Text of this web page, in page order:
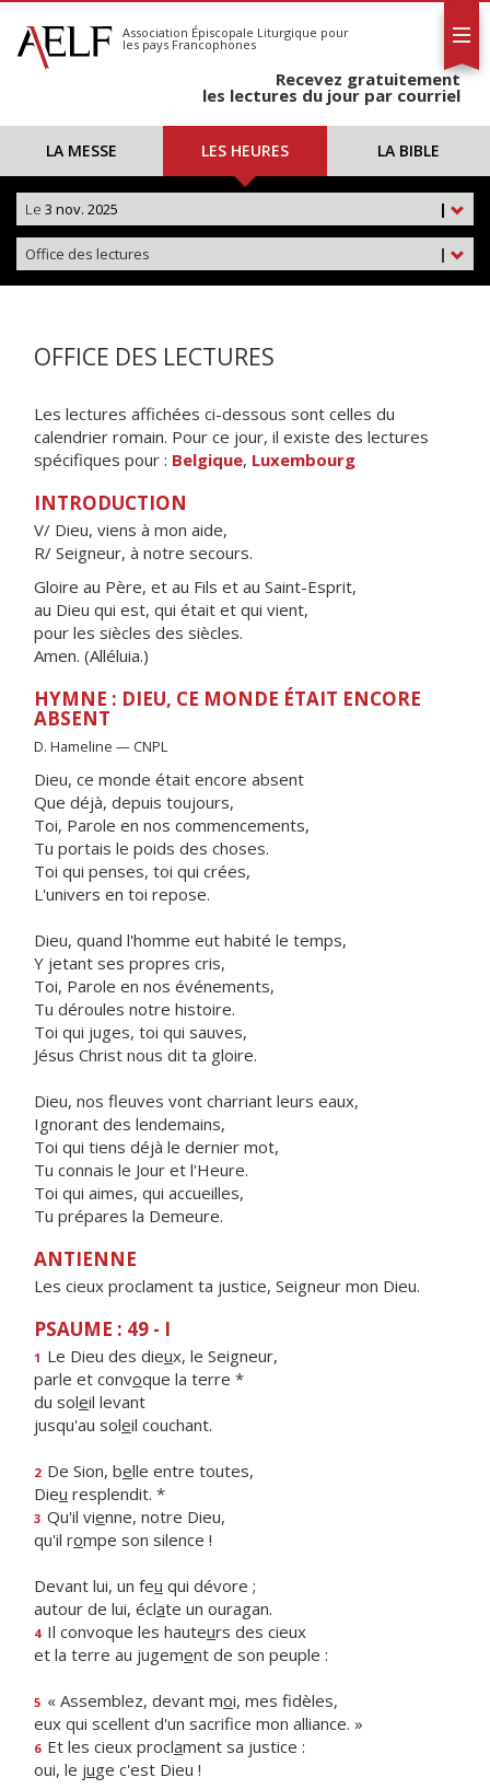
S'abonner
Calendrier
Association Épiscopale Liturgique pour
les pays Francophones
Recevez gratuitement
les lectures du jour par courriel
LA MESSE LES HEURES LA BIBLE
|
Le 3 nov. 2025
|
Office des lectures
OFFICE DES LECTURES
Les lectures affichées ci-dessous sont celles du
calendrier romain. Pour ce jour, il existe des lectures
spécifiques pour : Belgique, Luxembourg
INTRODUCTION
V/ Dieu, viens à mon aide,
R/ Seigneur, à notre secours.
Gloire au Père, et au Fils et au Saint-Esprit,
au Dieu qui est, qui était et qui vient,
pour les siècles des siècles.
Amen. (Alléluia.)
HYMNE : DIEU, CE MONDE ÉTAIT ENCORE
ABSENT
D. Hameline — CNPL
Dieu, ce monde était encore absent
Que déjà, depuis toujours,
Toi, Parole en nos commencements,
Tu portais le poids des choses.
Toi qui penses, toi qui crées,
L'univers en toi repose.
Dieu, quand l'homme eut habité le temps,
Y jetant ses propres cris,
Toi, Parole en nos événements,
Tu déroules notre histoire.
Toi qui juges, toi qui sauves,
Jésus Christ nous dit ta gloire.
Dieu, nos fleuves vont charriant leurs eaux,
Ignorant des lendemains,
Toi qui tiens déjà le dernier mot,
Tu connais le Jour et l'Heure.
Toi qui aimes, qui accueilles,
Tu prépares la Demeure.
ANTIENNE
Les cieux proclament ta justice, Seigneur mon Dieu.
PSAUME : 49 - I
1 Le Dieu des dieux, le Seigneur,
parle et convoque la terre *
du soleil levant
jusqu'au soleil couchant.
2 De Sion, belle entre toutes,
Dieu resplendit. *
3 Qu'il vienne, notre Dieu,
qu'il rompe son silence !
Devant lui, un feu qui dévore ;
autour de lui, éclate un ouragan.
4 Il convoque les hauteurs des cieux
et la terre au jugement de son peuple :
5 « Assemblez, devant moi, mes fidèles,
eux qui scellent d'un sacrifce mon alliance. »
6 Et les cieux proclament sa justice :
oui, le juge c'est Dieu !